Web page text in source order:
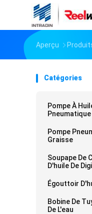
Aperçu
Catégories
Pompe À
Pneumatique
Pompe
Graisse
Soupape De
D'huile De
Égouttoir
Bobine De
De L'eau